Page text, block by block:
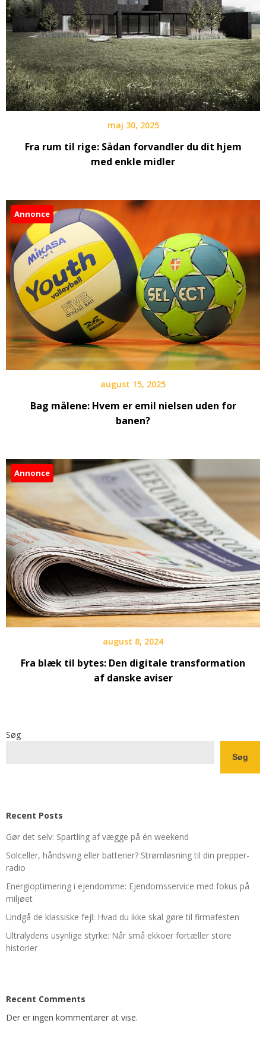
maj 30, 2025
Fra rum til rige: Sådan forvandler du dit hjem
med enkle midler
Annonce
august 15, 2025
Bag målene: Hvem er emil nielsen uden for
banen?
Annonce
august 8, 2024
Fra blæk til bytes: Den digitale transformation
af danske aviser
Søg
Søg
Recent Posts
Gør det selv: Spartling af vægge på én weekend
Solceller, håndsving eller batterier? Strømløsning til din prepper-
radio
Energioptimering i ejendomme: Ejendomsservice med fokus på
miljøet
Undgå de klassiske fejl: Hvad du ikke skal gøre til firmafesten
Ultralydens usynlige styrke: Når små ekkoer fortæller store
historier
Recent Comments
Der er ingen kommentarer at vise.